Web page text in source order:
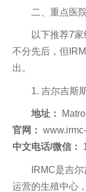
二、重点医
以下推荐7
不分先后，但
出。
1. 吉尔吉斯
地址：
官网：
中文电话/微信：
IRMC是吉
运营的生殖中心